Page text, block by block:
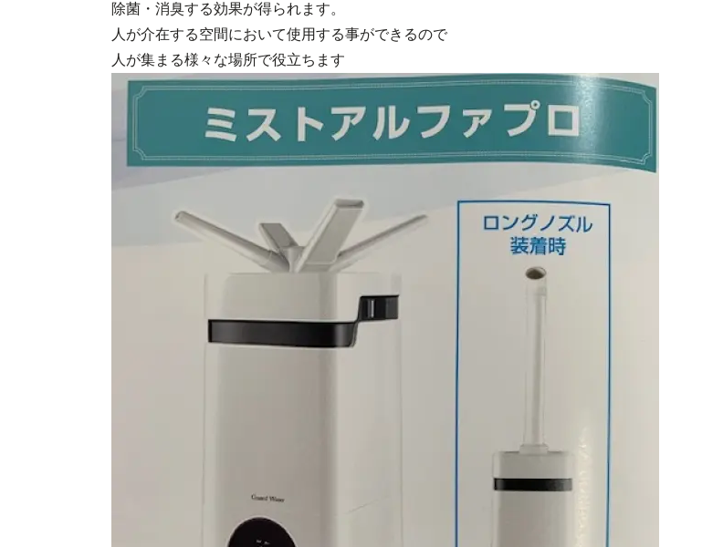
除菌・消臭する効果が得られます。
人が介在する空間において使用する事ができるので
人が集まる様々な場所で役立ちます